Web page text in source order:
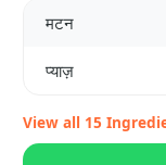
मटन
प्याज़
View all 15